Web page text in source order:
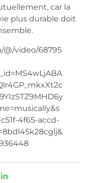
car la
plus durable doit
video/68795
4f65-accd-